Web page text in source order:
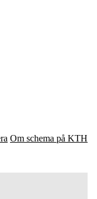
Om schema på KTH